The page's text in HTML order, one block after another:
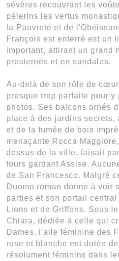
sévères recouvrant les
pèlerins les vertus
la Pauvreté et de
François est enterré est un
important, attirant un grand
prosternés et en sandales.
Au-delà de son rôle de
presque trop parfaite pour y
photos. Ses balcons ornés
place à des jardins secrets,
et de la fumée de bois
menaçante Rocca
dessus de la ville, faisait
tours gardant Assise.
de San Francesco. Malgré
Duomo roman donne à voir
parties et son portail
Lions et de Griffons. Sous
Chiara, dédiée à celle qui
Dames, l'aile féminine des
rose et blanche est dotée
résolument féminins dans